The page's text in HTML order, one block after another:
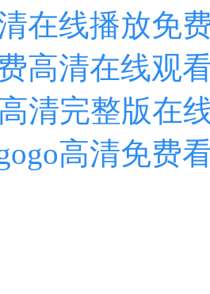
清在线播放
费高清在线观
高清完整版
高清免费